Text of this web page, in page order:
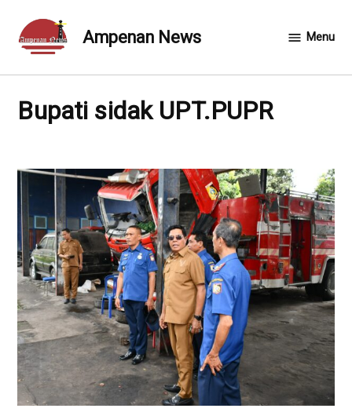
content
Ampenan News Menu
Bupati sidak UPT.PUPR